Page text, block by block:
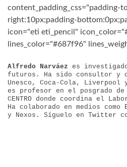
content_padding_css="padding-
right:10px;padding-
icon="eti eti_pencil"
lines_color="#687f96"
Alfredo Narváez es
futuros. Ha sido consultor y
Unesco, Coca-Cola, Liverpool
es profesor en el posgrado de
CENTRO donde coordina el
Ha colaborado en medios como
y Nexos. Síguelo en Twitter